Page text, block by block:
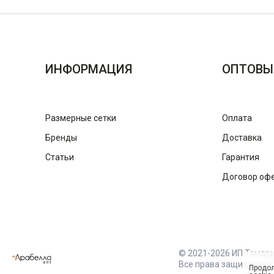
ИНФОРМАЦИЯ
Размерные сетки
Бренды
Статьи
Оплата
Доставка
Гарантия
Договор
© 2021-2026 ИП
Все права защищены